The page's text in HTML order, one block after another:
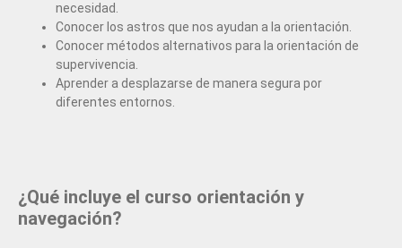
necesidad.
Conocer los astros que nos ayudan a la orientación.
Conocer métodos alternativos para la orientación de
supervivencia.
Aprender a desplazarse de manera segura por
diferentes entornos.
¿Qué incluye el curso orientación y
navegación?